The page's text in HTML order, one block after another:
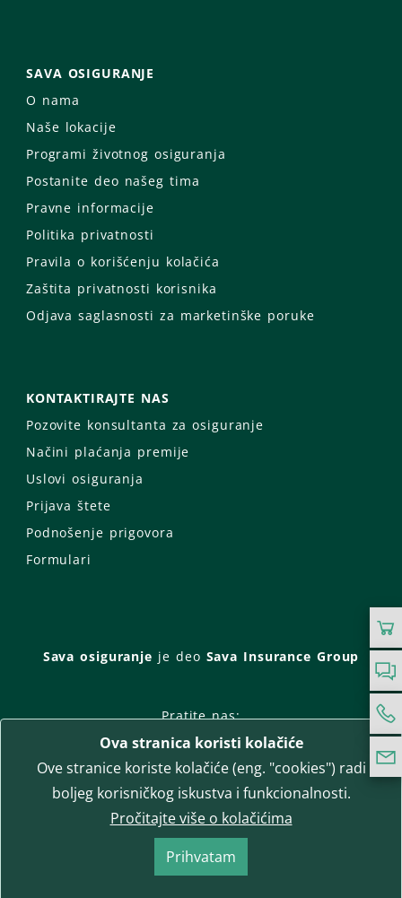
SAVA OSIGURANJE
O nama
Naše lokacije
Programi životnog osiguranja
Postanite deo našeg tima
Pravne informacije
Politika privatnosti
Pravila o korišćenju kolačića
Zaštita privatnosti korisnika
Odjava saglasnosti za marketinške poruke
KONTAKTIRAJTE NAS
Pozovite konsultanta za osiguranje
Načini plaćanja premije
Uslovi osiguranja
Prijava štete
Podnošenje prigovora
Formulari
Sava osiguranje je deo Sava Insurance Group
Pratite nas:
Facebook
Instagram
LinkedIn
Twitter
YouTube
WhatsApp
T-media d.o.o. | napredne komunikacije
Ova stranica koristi kolačiće
Ove stranice koriste kolačiće (eng. "cookies") radi
boljeg korisničkog iskustva i funkcionalnosti.
Pročitajte više o kolačićima
Prihvatam